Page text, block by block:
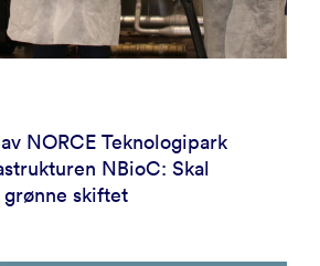
NORCE Teknologipark
NBioC: Skal
skiftet